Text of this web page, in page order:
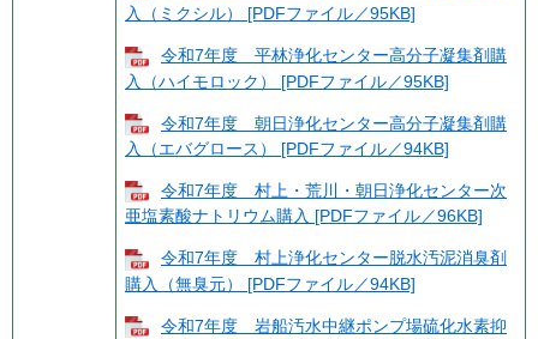
入（ミクシル） [PDFファイル／95KB]
令和7年度 平林浄化センター高分子凝集剤購
入（ハイモロック） [PDFファイル／95KB]
令和7年度 朝日浄化センター高分子凝集剤購
入（エバグロース） [PDFファイル／94KB]
令和7年度 村上・荒川・朝日浄化センター次
亜塩素酸ナトリウム購入 [PDFファイル／96KB]
令和7年度 村上浄化センター脱水汚泥消臭剤
購入（無臭元） [PDFファイル／94KB]
令和7年度 岩船汚水中継ポンプ場硫化水素抑